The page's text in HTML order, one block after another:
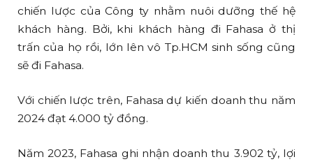
chiến lược của Công ty nhằm nuôi dưỡng thế hệ
khách hàng. Bởi, khi khách hàng đi Fahasa ở thị
trấn của họ rồi, lớn lên vô Tp.HCM sinh sống cũng
sẽ đi Fahasa.
Với chiến lược trên, Fahasa dự kiến doanh thu năm
2024 đạt 4.000 tỷ đồng.
Năm 2023, Fahasa ghi nhận doanh thu 3.902 tỷ, lợi